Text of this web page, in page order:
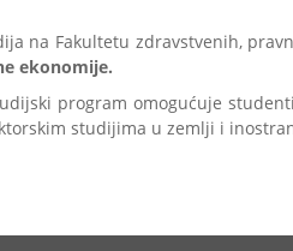
na Fakultetu zdravstvenih,
ekonomije.
program omogućuje
studijima u zemlji i